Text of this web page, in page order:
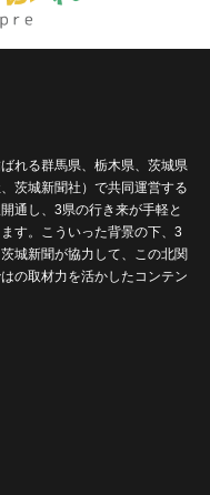
れる群馬県、栃木県、茨城県
茨城新聞社）で共同運営する
通し、3県の行き来が手軽と
す。こういった背景の下、3
城新聞が協力して、この北関
の取材力を活かしたコンテン